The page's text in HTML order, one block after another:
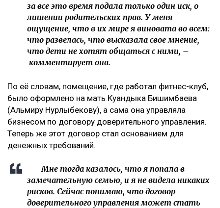
за все это время подала только один иск, о
лишении родительских прав. У меня
ощущение, что в их мире я виновата во всем:
что развелась, что высказала свое мнение,
что дети не хотят общаться с ними, –
комментирует она.
По её словам, помещение, где работал фитнес-клуб,
было оформлено на мать Куандыка Бишимбаева
(Альмиру Нурлыбекову), а сама она управляла
бизнесом по договору доверительного управления.
Теперь же этот договор стал основанием для
денежных требований.
– Мне тогда казалось, что я попала в
замечательную семью, и я не видела никаких
рисков. Сейчас понимаю, что договор
доверительного управления может стать